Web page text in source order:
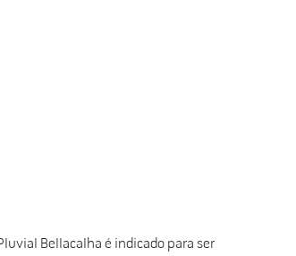
Bellacalha é indicado para ser